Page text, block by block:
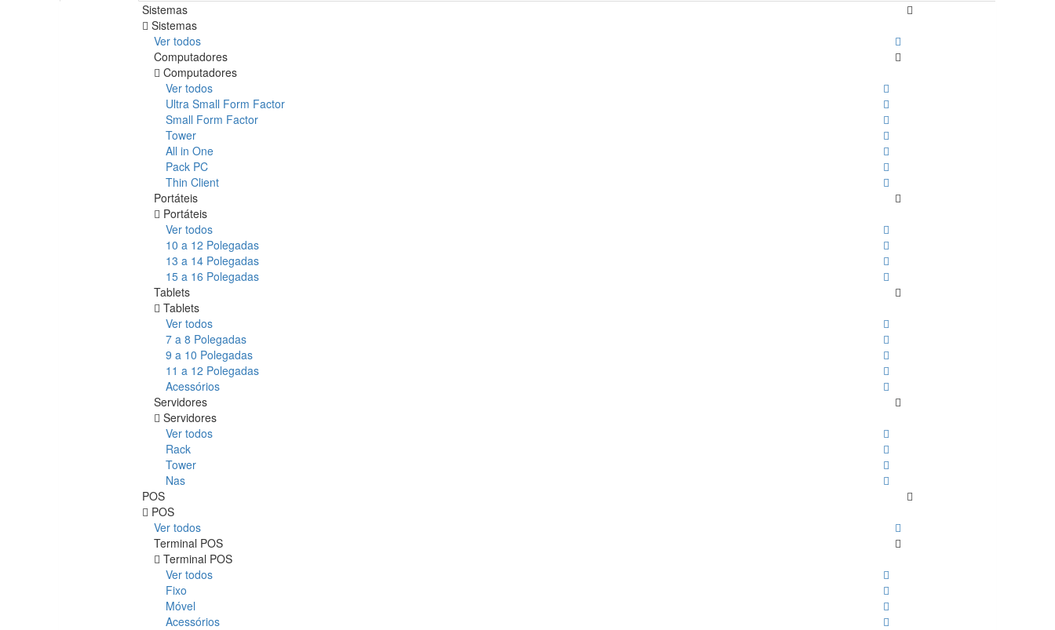
Sistemas
Sistemas
Ver todos
Computadores
Computadores
Ver todos
Ultra Small Form Factor
Small Form Factor
Tower
All in One
Pack PC
Thin Client
Portáteis
Portáteis
Ver todos
10 a 12 Polegadas
13 a 14 Polegadas
15 a 16 Polegadas
Tablets
Tablets
Ver todos
7 a 8 Polegadas
9 a 10 Polegadas
11 a 12 Polegadas
Acessórios
Servidores
Servidores
Ver todos
Rack
Tower
Nas
POS
POS
Ver todos
Terminal POS
Terminal POS
Ver todos
Fixo
Móvel
Acessórios